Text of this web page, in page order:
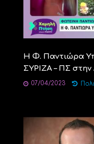
H Φ. Παντιώρα
ΣΥΡΙΖΑ – ΠΣ
07/04/2023